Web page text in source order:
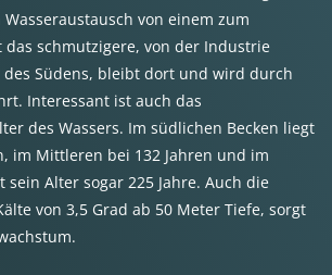
von einem zum
das schmutzigere, von der Industrie
des Südens, bleibt dort und wird durch
Interessant ist auch das
des Wassers. Im südlichen Becken liegt
im Mittleren bei 132 Jahren und im
Alter sogar 225 Jahre. Auch die
von 3,5 Grad ab 50 Meter Tiefe, sorgt